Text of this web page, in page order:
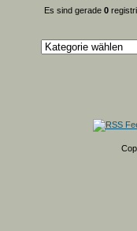
Es sind gerade 0